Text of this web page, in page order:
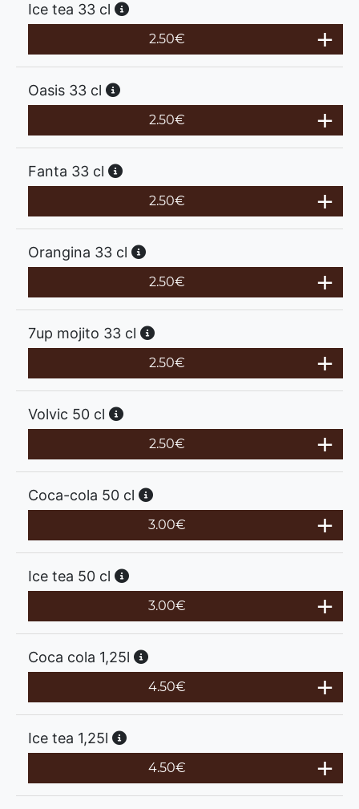
Ice tea 33 cl
2.50€
Oasis 33 cl
2.50€
Fanta 33 cl
2.50€
Orangina 33 cl
2.50€
7up mojito 33 cl
2.50€
Volvic 50 cl
2.50€
Coca-cola 50 cl
3.00€
Ice tea 50 cl
3.00€
Coca cola 1,25l
4.50€
Ice tea 1,25l
4.50€